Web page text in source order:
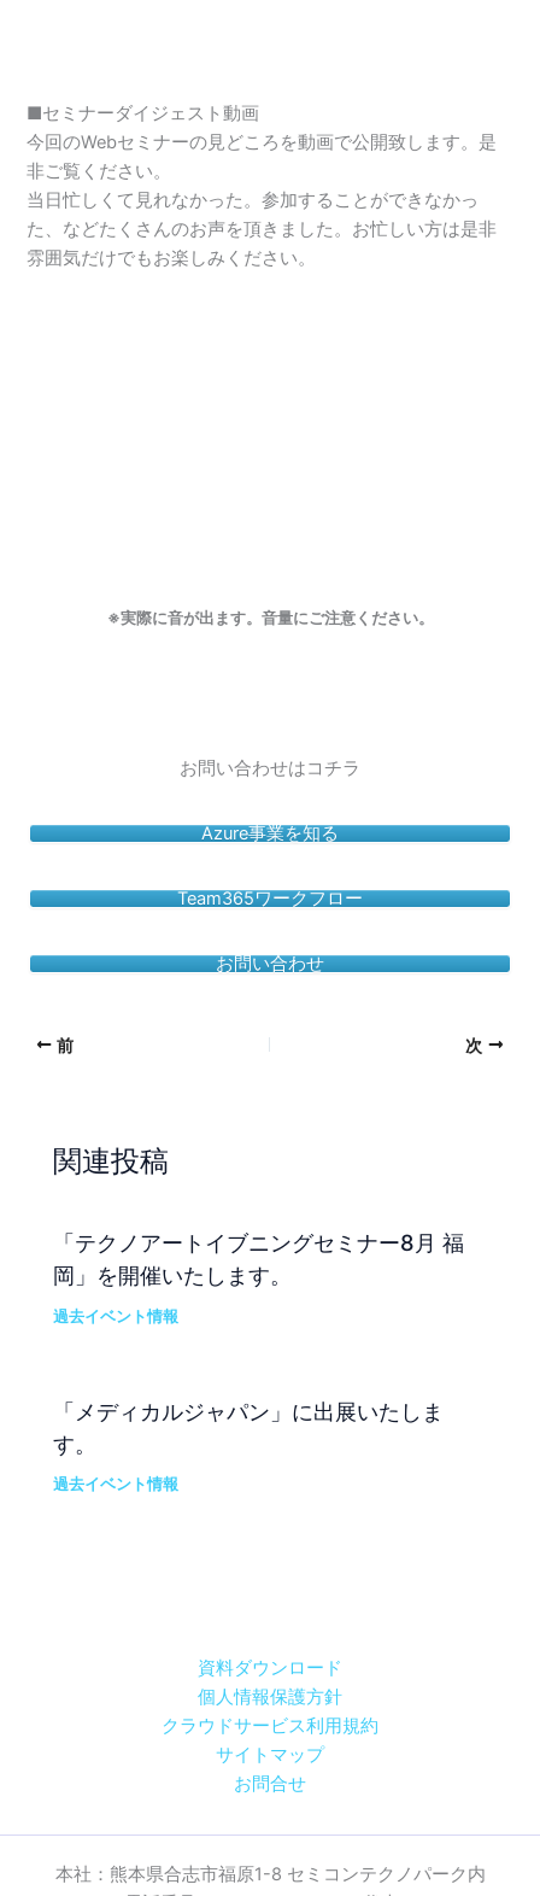
■セミナーダイジェスト動画
今回のWebセミナーの見どころを動画で公開致します。是
非ご覧ください。
当日忙しくて見れなかった。参加することができなかっ
た、などたくさんのお声を頂きました。お忙しい方は是非
雰囲気だけでもお楽しみください。
※実際に音が出ます。音量にご注意ください。
お問い合わせはコチラ
Azure事業を知る
Team365ワークフロー
お問い合わせ
前 次
関連投稿
「テクノアートイブニングセミナー8月 福
岡」を開催いたします。
過去イベント情報
「メディカルジャパン」に出展いたしま
す。
過去イベント情報
資料ダウンロード
個人情報保護方針
クラウドサービス利用規約
サイトマップ
お問合せ
本社：熊本県合志市福原1-8 セミコンテクノパーク内